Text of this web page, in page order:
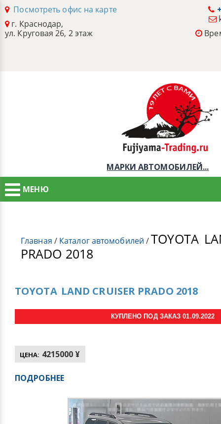
Посмотреть офис на карте
г. Краснодар,
ул. Круговая 26, 2 этаж
МАРКИ АВТОМОБИЛЕЙ...
МЕНЮ
Главная / Каталог автомобилей /TOYOTA
PRADO 2018
TOYOTA LAND CRUISER PRADO 2018
КУПЛЕНО ПОД ЗАКАЗ 01.09.2022
ЦЕНА: 4215000 ¥
ПОДРОБНЕЕ